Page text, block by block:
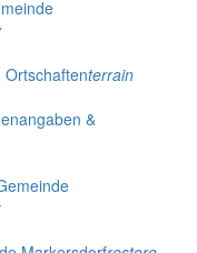
terrain
&